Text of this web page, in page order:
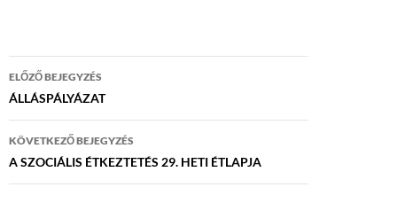
Bejegyzés
navigáció
ELŐZŐ BEJEGYZÉS
ÁLLÁSPÁLYÁZAT
KÖVETKEZŐ BEJEGYZÉS
A SZOCIÁLIS ÉTKEZTETÉS 29. HETI ÉTLAPJA